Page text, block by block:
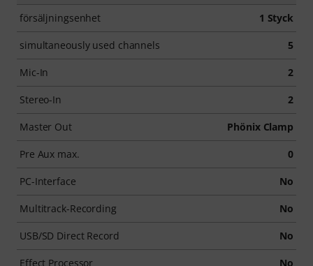
försäljningsenhet 1 Styck
simultaneously used channels 5
Mic-In 2
Stereo-In 2
Master Out Phönix Clamp
Pre Aux max. 0
PC-Interface No
Multitrack-Recording No
USB/SD Direct Record No
Effect Processor No